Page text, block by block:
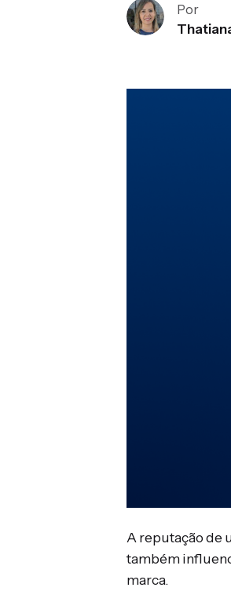
Por
A reputação de
também
marca.